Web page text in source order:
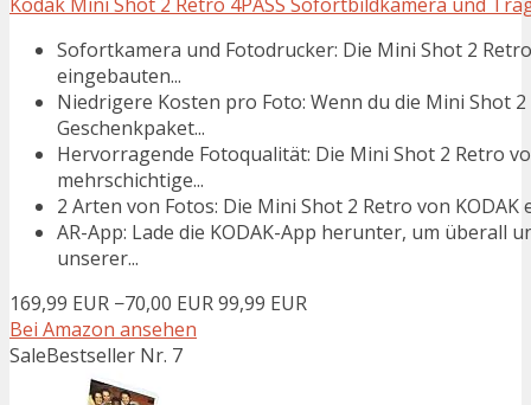
Sofortkamera und Fotodrucker: Die Mini Shot 2
eingebauten...
Niedrigere Kosten pro Foto: Wenn du die Mini Shot
Geschenkpaket...
Hervorragende Fotoqualität: Die Mini Shot 2 Retro
mehrschichtige...
2 Arten von Fotos: Die Mini Shot 2 Retro von
AR-App: Lade die KODAK-App herunter, um überall
unserer...
169,99 EUR −70,00 EUR99,99 EUR
Bei Amazon ansehen
SaleBestseller Nr. 7